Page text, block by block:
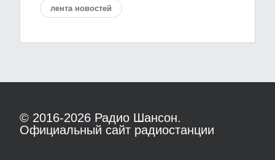
лента новостей
© 2016-2026 Радио Шансон.
Официальный сайт радиостанции